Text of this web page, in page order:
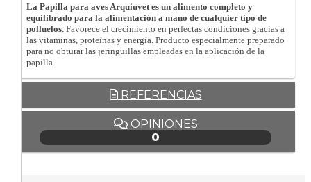
La Papilla para aves Arquiuvet es un alimento completo y
equilibrado para la alimentación a mano de cualquier tipo de
polluelos. Favorece el crecimiento en perfectas condiciones gracias a
las vitaminas, proteínas y energía. Producto especialmente preparado
para no obturar las jeringuillas empleadas en la aplicación de la
papilla.
REFERENCIAS
OPINIONES
0